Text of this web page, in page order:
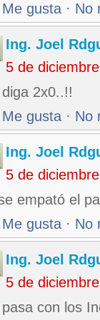
Me gusta · No
Ing. Joel
5 de
2x0..!!
Me gusta · No
Ing. Joel
5 de
empató el
Me gusta · No
Ing. Joel
5 de
con los